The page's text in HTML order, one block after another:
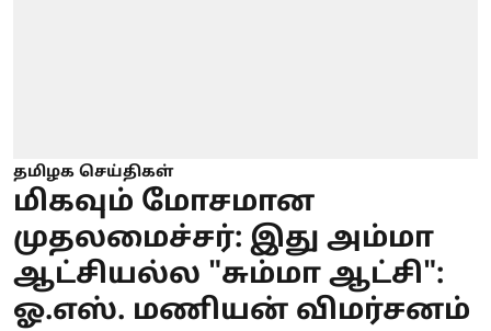
தமிழக செய்திகள்
மிகவும் மோசமான
முதலமைச்சர்: இது அம்மா
ஆட்சியல்ல "சும்மா ஆட்சி":
ஓ.எஸ். மணியன் விமர்சனம்